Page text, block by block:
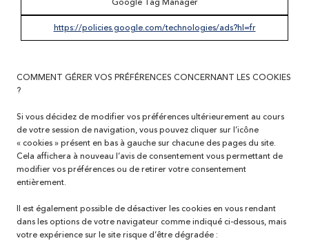
https://policies.google.com/technologies/ads?hl=fr
COMMENT GÉRER VOS PRÉFÉRENCES CONCERNANT LES COOKIES
?
Si vous décidez de modifier vos préférences ultérieurement au cours
de votre session de navigation, vous pouvez cliquer sur l’icône
« cookies » présent en bas à gauche sur chacune des pages du site.
Cela affichera à nouveau l’avis de consentement vous permettant de
modifier vos préférences ou de retirer votre consentement
entièrement.
Il est également possible de désactiver les cookies en vous rendant
dans les options de votre navigateur comme indiqué ci-dessous, mais
votre expérience sur le site risque d’être dégradée :